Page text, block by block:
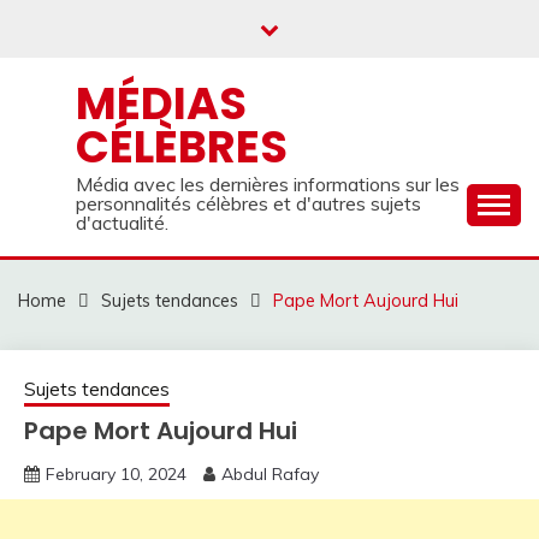
MÉDIAS
CÉLÈBRES
Média avec les dernières informations sur les
personnalités célèbres et d'autres sujets
d'actualité.
Home Sujets tendances Pape Mort Aujourd Hui
Sujets tendances
Pape Mort Aujourd Hui
February 10, 2024 Abdul Rafay